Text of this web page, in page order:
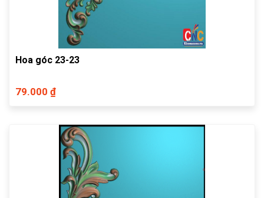
Hoa góc 23-23
79.000 ₫